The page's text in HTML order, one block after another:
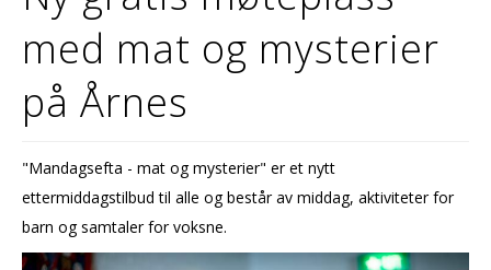
MUSIKK OG KULTUR
NESPOSTEN
OM OSS
med mat og mysterier
på Årnes
"Mandagsefta - mat og mysterier" er et nytt
ettermiddagstilbud til alle og består av middag, aktiviteter for
barn og samtaler for voksne.